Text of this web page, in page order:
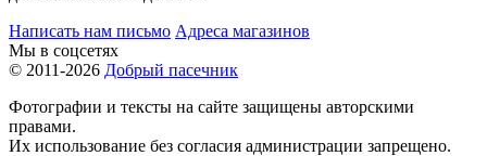
Написать нам письмо Адреса магазинов
Мы в соцсетях
© 2011-2026 Добрый пасечник
Фотографии и тексты на сайте защищены авторскими
правами.
Их использование без согласия администрации запрещено.